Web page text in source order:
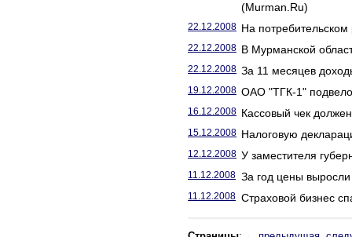
(Murman.Ru)
22.12.2008 На
22.12.2008 В Мурманской
22.12.2008 За 11 месяцев
19.12.2008 ОАО "ТГК-1" подвело
16.12.2008 Кассовый чек
15.12.2008 Налоговую
12.12.2008 У заместителя
11.12.2008 За год цены
11.12.2008 Страховой бизнес